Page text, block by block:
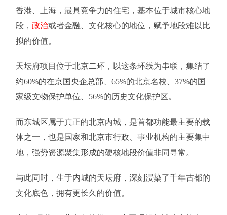
香港、上海，最具竞争力的住宅，基本位于城市核心地
段， 政治或者金融、文化核心的地位，赋予地段难以比
拟的价值。
天坛府项目位于北京二环，以这条环线为串联，集结了
约60%的在京国央企总部、65%的北京名校、37%的国
家级文物保护单位、56%的历史文化保护区。
而东城区属于真正的北京内城，是首都功能最主要的载
体之一，也是国家和北京市行政、事业机构的主要集中
地，强势资源聚集形成的硬核地段价值非同寻常。
与此同时，生于内城的天坛府，深刻浸染了千年古都的
文化底色，拥有更长久的价值。